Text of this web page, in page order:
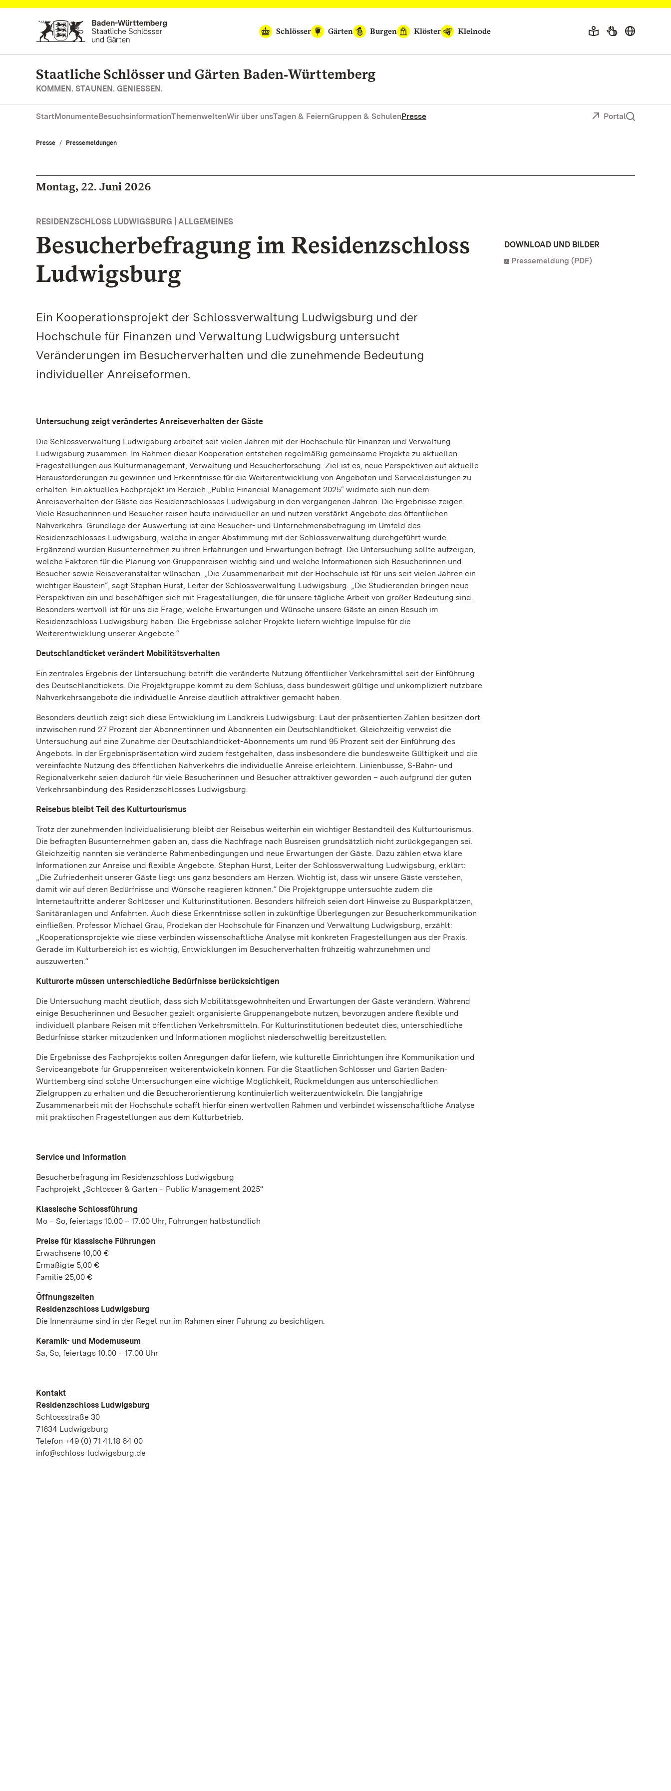
Zum Hauptinhalt springen
Schlösser
Gärten Burgen Klöster Kleinode
Staatliche Schlösser und Gärten Baden‑Württemberg
KOMMEN. STAUNEN. GENIESSEN.
StartMonumenteBesuchsinformationThemenweltenWir über unsTagen & FeiernGruppen & SchulenPresse Portal
Presse Pressemeldungen
Montag, 22. Juni 2026
RESIDENZSCHLOSS LUDWIGSBURG | ALLGEMEINES
Besucherbefragung im Residenzschloss
Ludwigsburg
Ein Kooperationsprojekt der Schlossverwaltung Ludwigsburg und der
Hochschule für Finanzen und Verwaltung Ludwigsburg untersucht
Veränderungen im Besucherverhalten und die zunehmende Bedeutung
individueller Anreiseformen.
Untersuchung zeigt verändertes Anreiseverhalten der Gäste
Die Schlossverwaltung Ludwigsburg arbeitet seit vielen Jahren mit der Hochschule für Finanzen und Verwaltung
Ludwigsburg zusammen. Im Rahmen dieser Kooperation entstehen regelmäßig gemeinsame Projekte zu aktuellen
Fragestellungen aus Kulturmanagement, Verwaltung und Besucherforschung. Ziel ist es, neue Perspektiven auf aktuelle
Herausforderungen zu gewinnen und Erkenntnisse für die Weiterentwicklung von Angeboten und Serviceleistungen zu
erhalten. Ein aktuelles Fachprojekt im Bereich „Public Financial Management 2025“ widmete sich nun dem
Anreiseverhalten der Gäste des Residenzschlosses Ludwigsburg in den vergangenen Jahren. Die Ergebnisse zeigen:
Viele Besucherinnen und Besucher reisen heute individueller an und nutzen verstärkt Angebote des öffentlichen
Nahverkehrs. Grundlage der Auswertung ist eine Besucher- und Unternehmensbefragung im Umfeld des
Residenzschlosses Ludwigsburg, welche in enger Abstimmung mit der Schlossverwaltung durchgeführt wurde.
Ergänzend wurden Busunternehmen zu ihren Erfahrungen und Erwartungen befragt. Die Untersuchung sollte aufzeigen,
welche Faktoren für die Planung von Gruppenreisen wichtig sind und welche Informationen sich Besucherinnen und
Besucher sowie Reiseveranstalter wünschen. „Die Zusammenarbeit mit der Hochschule ist für uns seit vielen Jahren ein
wichtiger Baustein“, sagt Stephan Hurst, Leiter der Schlossverwaltung Ludwigsburg. „Die Studierenden bringen neue
Perspektiven ein und beschäftigen sich mit Fragestellungen, die für unsere tägliche Arbeit von großer Bedeutung sind.
Besonders wertvoll ist für uns die Frage, welche Erwartungen und Wünsche unsere Gäste an einen Besuch im
Residenzschloss Ludwigsburg haben. Die Ergebnisse solcher Projekte liefern wichtige Impulse für die
Weiterentwicklung unserer Angebote.“
Deutschlandticket verändert Mobilitätsverhalten
Ein zentrales Ergebnis der Untersuchung betrifft die veränderte Nutzung öffentlicher Verkehrsmittel seit der Einführung
des Deutschlandtickets. Die Projektgruppe kommt zu dem Schluss, dass bundesweit gültige und unkompliziert nutzbare
Nahverkehrsangebote die individuelle Anreise deutlich attraktiver gemacht haben.
Besonders deutlich zeigt sich diese Entwicklung im Landkreis Ludwigsburg: Laut der präsentierten Zahlen besitzen dort
inzwischen rund 27 Prozent der Abonnentinnen und Abonnenten ein Deutschlandticket. Gleichzeitig verweist die
Untersuchung auf eine Zunahme der Deutschlandticket-Abonnements um rund 95 Prozent seit der Einführung des
Angebots. In der Ergebnispräsentation wird zudem festgehalten, dass insbesondere die bundesweite Gültigkeit und die
vereinfachte Nutzung des öffentlichen Nahverkehrs die individuelle Anreise erleichtern. Linienbusse, S-Bahn- und
Regionalverkehr seien dadurch für viele Besucherinnen und Besucher attraktiver geworden – auch aufgrund der guten
Verkehrsanbindung des Residenzschlosses Ludwigsburg.
Reisebus bleibt Teil des Kulturtourismus
Trotz der zunehmenden Individualisierung bleibt der Reisebus weiterhin ein wichtiger Bestandteil des Kulturtourismus.
Die befragten Busunternehmen gaben an, dass die Nachfrage nach Busreisen grundsätzlich nicht zurückgegangen sei.
Gleichzeitig nannten sie veränderte Rahmenbedingungen und neue Erwartungen der Gäste. Dazu zählen etwa klare
Informationen zur Anreise und flexible Angebote. Stephan Hurst, Leiter der Schlossverwaltung Ludwigsburg, erklärt:
„Die Zufriedenheit unserer Gäste liegt uns ganz besonders am Herzen. Wichtig ist, dass wir unsere Gäste verstehen,
damit wir auf deren Bedürfnisse und Wünsche reagieren können.“ Die Projektgruppe untersuchte zudem die
Internetauftritte anderer Schlösser und Kulturinstitutionen. Besonders hilfreich seien dort Hinweise zu Busparkplätzen,
Sanitäranlagen und Anfahrten. Auch diese Erkenntnisse sollen in zukünftige Überlegungen zur Besucherkommunikation
einfließen. Professor Michael Grau, Prodekan der Hochschule für Finanzen und Verwaltung Ludwigsburg, erzählt:
„Kooperationsprojekte wie diese verbinden wissenschaftliche Analyse mit konkreten Fragestellungen aus der Praxis.
Gerade im Kulturbereich ist es wichtig, Entwicklungen im Besucherverhalten frühzeitig wahrzunehmen und
auszuwerten.“
Kulturorte müssen unterschiedliche Bedürfnisse berücksichtigen
Die Untersuchung macht deutlich, dass sich Mobilitätsgewohnheiten und Erwartungen der Gäste verändern. Während
einige Besucherinnen und Besucher gezielt organisierte Gruppenangebote nutzen, bevorzugen andere flexible und
individuell planbare Reisen mit öffentlichen Verkehrsmitteln. Für Kulturinstitutionen bedeutet dies, unterschiedliche
Bedürfnisse stärker mitzudenken und Informationen möglichst niederschwellig bereitzustellen.
Die Ergebnisse des Fachprojekts sollen Anregungen dafür liefern, wie kulturelle Einrichtungen ihre Kommunikation und
Serviceangebote für Gruppenreisen weiterentwickeln können. Für die Staatlichen Schlösser und Gärten Baden-
Württemberg sind solche Untersuchungen eine wichtige Möglichkeit, Rückmeldungen aus unterschiedlichen
Zielgruppen zu erhalten und die Besucherorientierung kontinuierlich weiterzuentwickeln. Die langjährige
Zusammenarbeit mit der Hochschule schafft hierfür einen wertvollen Rahmen und verbindet wissenschaftliche Analyse
mit praktischen Fragestellungen aus dem Kulturbetrieb.
Service und Information
Besucherbefragung im Residenzschloss Ludwigsburg
Fachprojekt „Schlösser & Gärten – Public Management 2025“
Klassische Schlossführung
Mo – So, feiertags 10.00 – 17.00 Uhr, Führungen halbstündlich
Preise für klassische Führungen
Erwachsene 10,00 €
Ermäßigte 5,00 €
Familie 25,00 €
Öffnungszeiten
Residenzschloss Ludwigsburg
Die Innenräume sind in der Regel nur im Rahmen einer Führung zu besichtigen.
Keramik- und Modemuseum
Sa, So, feiertags 10.00 – 17.00 Uhr
Kontakt
Residenzschloss Ludwigsburg
Schlossstraße 30
71634 Ludwigsburg
Telefon +49 (0) 71 41.18 64 00
info@schloss-ludwigsburg.de
DOWNLOAD UND BILDER
Pressemeldung (PDF)